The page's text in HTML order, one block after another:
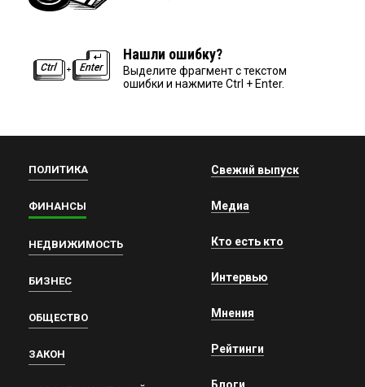
Нашли ошибку?
Выделите фрагмент с текстом
ошибки и нажмите Ctrl + Enter.
ПОЛИТИКА
ФИНАНСЫ
НЕДВИЖИМОСТЬ
БИЗНЕС
ОБЩЕСТВО
ЗАКОН
Свежий выпуск
Медиа
Кто есть кто
Интервью
Мнения
Рейтинги